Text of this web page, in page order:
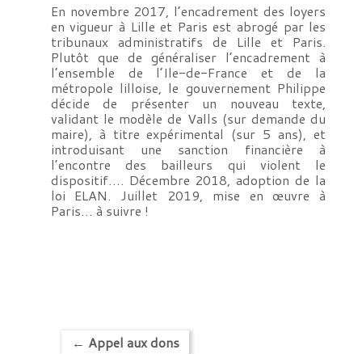
En novembre 2017, l’encadrement des loyers
en vigueur à Lille et Paris est abrogé par les
tribunaux administratifs de Lille et Paris.
Plutôt que de généraliser l’encadrement à
l’ensemble de l’Ile-de-France et de la
métropole lilloise, le gouvernement Philippe
décide de présenter un nouveau texte,
validant le modèle de Valls (sur demande du
maire), à titre expérimental (sur 5 ans), et
introduisant une sanction financière à
l’encontre des bailleurs qui violent le
dispositif…. Décembre 2018, adoption de la
loi ELAN. Juillet 2019, mise en œuvre à
Paris… à suivre !
← Appel aux dons